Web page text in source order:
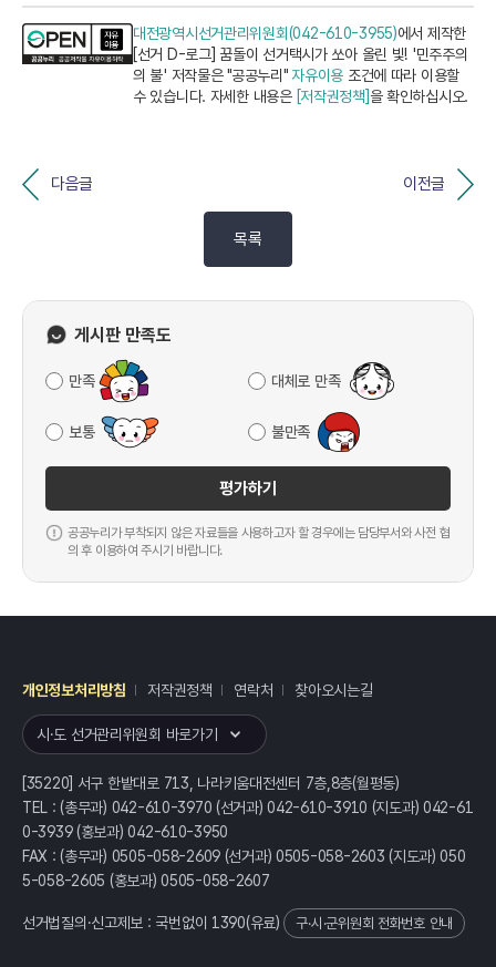
대전광역시선거관리위원회(042-610-3955)에서 제작한
[선거 D-로그] 꿈돌이 선거택시가 쏘아 올린 빛! '민주주의
의 불' 저작물은 "공공누리" 자유이용 조건에 따라 이용할
수 있습니다. 자세한 내용은 [저작권정책]을 확인하십시오.
다음글 이전글
목록
게시판 만족도
만족 대체로 만족
보통 불만족
평가하기
공공누리가 부착되지 않은 자료들을 사용하고자 할 경우에는 담당부서와 사전 협
의 후 이용하여 주시기 바랍니다.
개인정보처리방침 저작권정책 연락처 찾아오시는길
시·도 선거관리위원회 바로가기
[35220] 서구 한밭대로 713, 나라키움대전센터 7층,8층(월평동)
TEL : (총무과) 042-610-3970 (선거과) 042-610-3910 (지도과) 042-61
0-3939 (홍보과) 042-610-3950
FAX : (총무과) 0505-058-2609 (선거과) 0505-058-2603 (지도과) 050
5-058-2605 (홍보과) 0505-058-2607
선거법질의·신고제보 : 국번없이 1390(유료) 구·시·군위원회 전화번호 안내